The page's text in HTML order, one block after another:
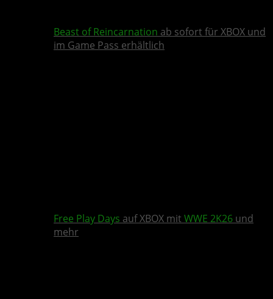
Beast of Reincarnation ab sofort für XBOX und
im Game Pass erhältlich
Free Play Days auf XBOX mit WWE 2K26 und
mehr